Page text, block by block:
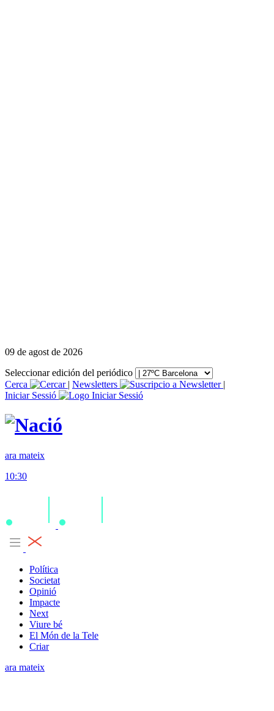
09 de agost de 2026
Seleccionar edición del periódico
Cerca
| Newsletters
|
Iniciar Sessió
ara mateix
10:30
Política
Societat
Opinió
Impacte
Next
Viure bé
El Món de la Tele
Criar
ara mateix